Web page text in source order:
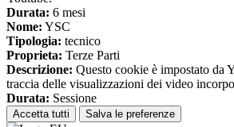
Durata: 6 mesi
Nome: YSC
Tipologia: tecnico
Proprieta: Terze Parti
Descrizione: Questo cookie è impostato da
traccia delle visualizzazioni dei video
Durata: Sessione
Accetta tutti Salva le preferenze